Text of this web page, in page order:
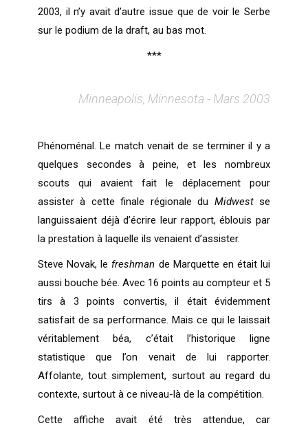
2003, il n’y avait d’autre issue que de voir le Serbe
sur le podium de la draft, au bas mot.
***
Minneapolis, Minnesota - Mars 2003
Phénoménal. Le match venait de se terminer il y a
quelques secondes à peine, et les nombreux
scouts qui avaient fait le déplacement pour
assister à cette finale régionale du Midwestse
languissaient déjà d’écrire leur rapport, éblouis par
la prestation à laquelle ils venaient d’assister.
Steve Novak, le freshman de Marquette en était lui
aussi bouche bée. Avec 16 points au compteur et 5
tirs à 3 points convertis, il était évidemment
satisfait de sa performance. Mais ce qui le laissait
véritablement béa, c’était l’historique ligne
statistique que l’on venait de lui rapporter.
Affolante, tout simplement, surtout au regard du
contexte, surtout à ce niveau-là de la compétition.
Cette affiche avait été très attendue, car